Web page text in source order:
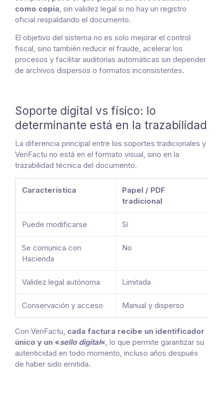
como copia, sin validez legal si no hay un registro
oficial respaldando el documento.
El objetivo del sistema no es solo mejorar el control
fiscal, sino también reducir el fraude, acelerar los
procesos y facilitar auditorías automáticas sin depender
de archivos dispersos o formatos inconsistentes.
Soporte digital vs físico: lo
determinante está en la trazabilidad
La diferencia principal entre los soportes tradicionales y
VeriFactu no está en el formato visual, sino en la
trazabilidad técnica del documento.
Característica
Papel / PDF
tradicional
Puede modificarse Sí
Se comunica con
Hacienda
No
Validez legal autónoma Limitada
Conservación y acceso Manual y disperso
Con VeriFactu, cada factura recibe un identificador
único y un «sello digital«, lo que permite garantizar su
autenticidad en todo momento, incluso años después
de haber sido emitida.